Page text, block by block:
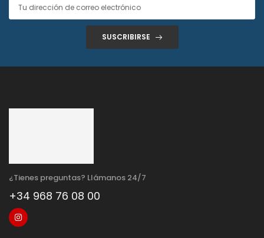
SUSCRIBIRSE
¿Tienes preguntas? Llámanos 24/7
+34 968 76 08 00